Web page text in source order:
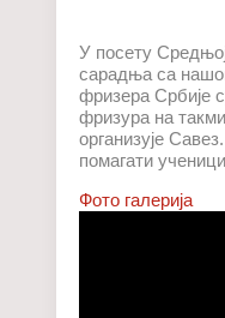
У посету
сарадња са
фризера Србије
фризура на
организује
помагати
Фото галерија